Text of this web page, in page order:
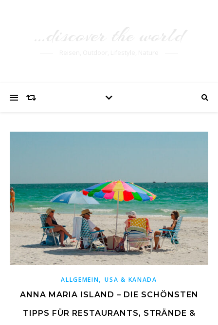
ALLGEMEIN,USA & KANADA
ANNA MARIA ISLAND – DIE SCHÖNSTEN
TIPPS FÜR RESTAURANTS, STRÄNDE &